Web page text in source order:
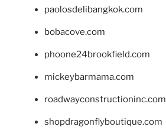
paolosdelibangkok.com
bobacove.com
phoone24brookfield.com
mickeybarmama.com
roadwayconstructioninc.com
shopdragonflyboutique.com